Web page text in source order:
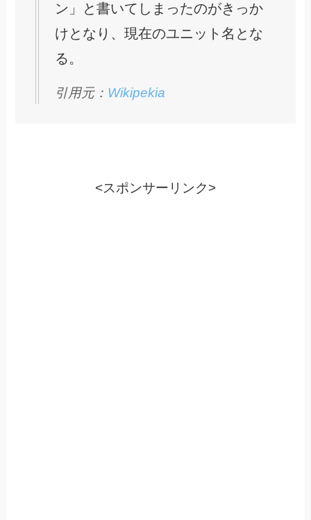
ン」と書いてしまったのがきっか
けとなり、現在のユニット名とな
る。
引用元： Wikipekia
<スポンサーリンク>